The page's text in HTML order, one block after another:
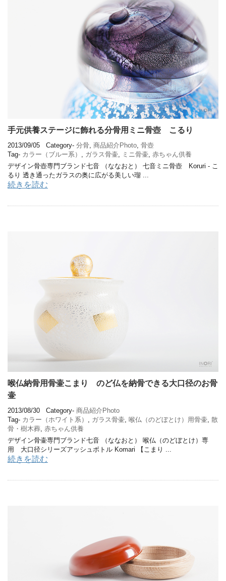
手元供養ステージに飾れる分骨用ミニ骨壺 こるり
2013/09/05 Category- 分骨 商品紹介Photo 骨壺
Tag- カラー（ブルー系） ガラス骨壷 ミニ骨壷 赤ちゃん供養
デザイン骨壺専門ブランド七音 （ななおと） 七音ミニ骨壺 Koruri - こ
るり 透き通ったガラスの奥に広がる美しい瑠 ...
続きを読む
喉仏納骨用骨壷こまり のど仏を納骨できる大口径のお骨
壷
2013/08/30 Category- 商品紹介Photo
Tag- カラー（ホワイト系） , ガラス骨壷, 喉仏（のどぼとけ）用骨壷, 散
骨・樹木葬, 赤ちゃん供養
デザイン骨壷専門ブランド七音 （ななおと） 喉仏（のどぼとけ）専
用 大口径シリーズアッシュボトル Komari 【こまり ...
続きを読む